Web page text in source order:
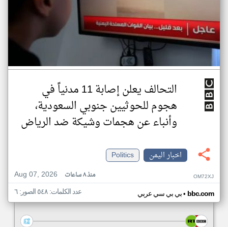
التحالف يعلن إصابة 11 مدنياً في
هجوم للحوثيين جنوبي السعودية،
وأنباء عن هجمات وشيكة ضد الرياض
اخبار اليمن
Politics
Aug 07, 2026
منذ ٨ ساعات OM72XJ
بي بي سي عربي• bbc.com عدد الكلمات: ٥٤٨ الصور: ٦